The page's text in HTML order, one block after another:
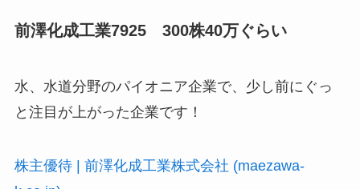
前澤化成工業7925 300株40万ぐらい
水、水道分野のパイオニア企業で、少し前にぐっ
と注目が上がった企業です！
株主優待 | 前澤化成工業株式会社 (maezawa-